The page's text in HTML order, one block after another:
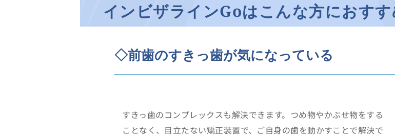
インビザラインGoはこんな方におすす
◇前歯のすきっ歯が気になっている
すきっ歯のコンプレックスも解決できます。つめ物やかぶせ物をする
ことなく、目立たない矯正装置で、ご自身の歯を動かすことで解決で